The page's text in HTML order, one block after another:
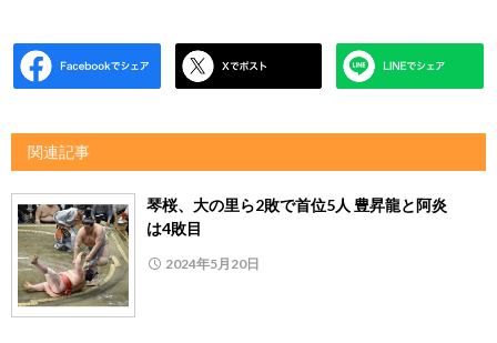
関連記事
琴桜、大の里ら2敗で首位5人 豊昇龍と阿炎
は4敗目
2024年5月20日